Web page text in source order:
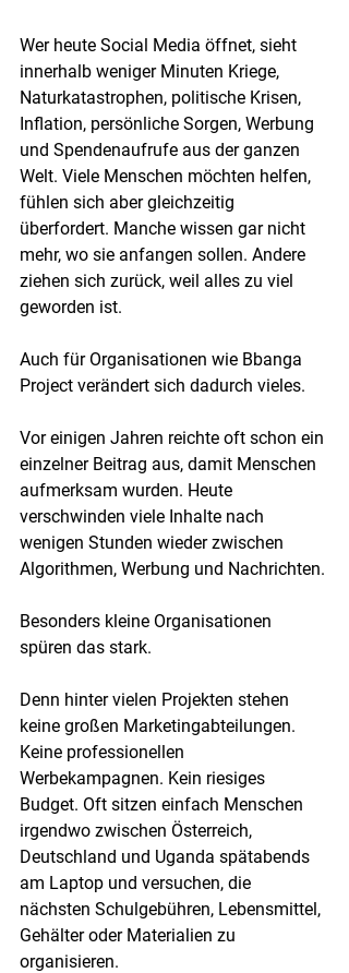
Wer heute Social Media öffnet, sieht
innerhalb weniger Minuten Kriege,
Naturkatastrophen, politische Krisen,
Inflation, persönliche Sorgen, Werbung
und Spendenaufrufe aus der ganzen
Welt. Viele Menschen möchten helfen,
fühlen sich aber gleichzeitig
überfordert. Manche wissen gar nicht
mehr, wo sie anfangen sollen. Andere
ziehen sich zurück, weil alles zu viel
geworden ist.
Auch für Organisationen wie Bbanga
Project verändert sich dadurch vieles.
Vor einigen Jahren reichte oft schon ein
einzelner Beitrag aus, damit Menschen
aufmerksam wurden. Heute
verschwinden viele Inhalte nach
wenigen Stunden wieder zwischen
Algorithmen, Werbung und Nachrichten.
Besonders kleine Organisationen
spüren das stark.
Denn hinter vielen Projekten stehen
keine großen Marketingabteilungen.
Keine professionellen
Werbekampagnen. Kein riesiges
Budget. Oft sitzen einfach Menschen
irgendwo zwischen Österreich,
Deutschland und Uganda spätabends
am Laptop und versuchen, die
nächsten Schulgebühren, Lebensmittel,
Gehälter oder Materialien zu
organisieren.